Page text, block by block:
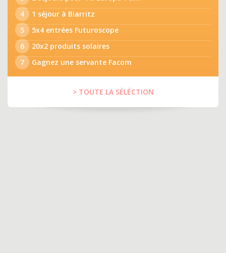
4
1 séjour à Biarritz
5
5x4 entrées Futuroscope
6
20x2 produits solaires
7
Gagnez une servante Facom
> TOUTE LA SÉLÉCTION